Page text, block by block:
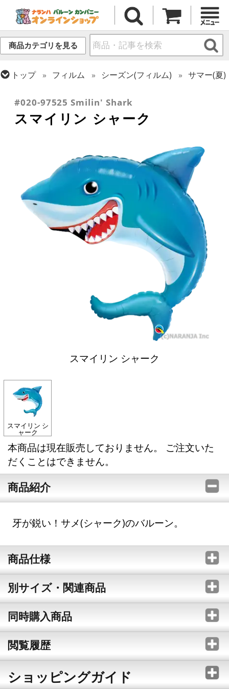
商品カテゴリを見る
トップ フィルム シーズン(フィルム)
サマー(夏)
#020-97525 Smilin' Shark
スマイリン シャーク
スマイリン シャーク
スマイリン シ
ャーク
本商品は現在販売しておりません。 ご注文いた
だくことはできません。
商品紹介
牙が鋭い！サメ(シャーク)のバルーン。
商品仕様
別サイズ・関連商品
同時購入商品
閲覧履歴
ショッピングガイド